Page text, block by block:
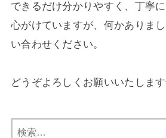
できるだけ分かりやすく、丁寧
心がけていますが、何かありま
い合わせください。
どうぞよろしくお願いいたしま